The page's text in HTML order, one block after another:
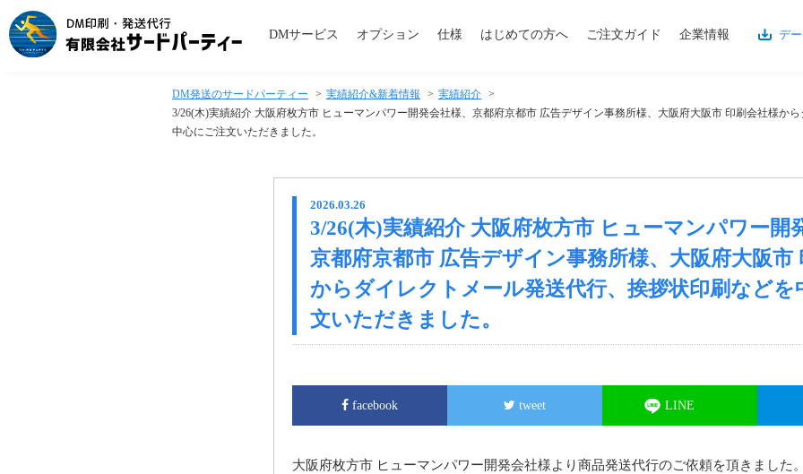
DMサービス オプション 仕様 はじめての方へ ご注文ガイド 企業情報 デ
DM発送のサードパーティー > 実績紹介&新着情報 > 実績紹介 >
3/26(木)実績紹介 大阪府枚方市 ヒューマンパワー開発会社様、京都府京都市 広告デザイン事務所様、大阪府大阪市 印刷会社様か
中心にご注文いただきました。
2026.03.26
3/26(木)実績紹介 大阪府枚方市 ヒューマンパワー開
京都府京都市 広告デザイン事務所様、大阪府大阪市
からダイレクトメール発送代行、挨拶状印刷などを
文いただきました。
facebook tweet LINE
大阪府枚方市 ヒューマンパワー開発会社様より商品発送代行のご依頼を頂きました